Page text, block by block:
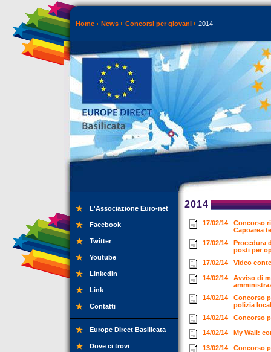
Home News Concorsi per giovani 2014
L'Associazione Euro-net
Facebook
Twitter
Youtube
LinkedIn
Link
Contatti
Europe Direct Basilicata
Dove ci trovi
2014
17/02/14
Concorso
Capoarea
17/02/14
Procedura
posti per
17/02/14
Video
14/02/14
Avviso di
14/02/14
Concorso
polizia
14/02/14
Concorso
14/02/14 My Wall:
13/02/14 Concorso